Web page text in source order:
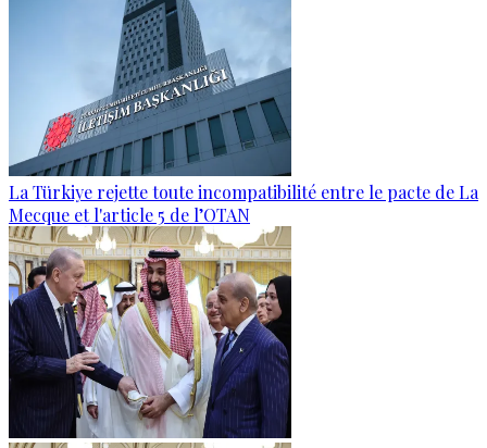
La Türkiye rejette toute incompatibilité entre le pacte de La
Mecque et l'article 5 de l’OTAN